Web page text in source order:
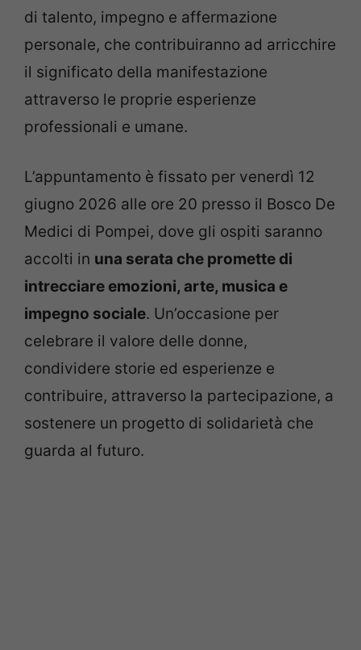
di talento, impegno e affermazione
personale, che contribuiranno ad arricchire
il significato della manifestazione
attraverso le proprie esperienze
professionali e umane.
L’appuntamento è fissato per venerdì 12
giugno 2026 alle ore 20 presso il Bosco De
Medici di Pompei, dove gli ospiti saranno
accolti in una serata che promette di
intrecciare emozioni, arte, musica e
impegno sociale. Un’occasione per
celebrare il valore delle donne,
condividere storie ed esperienze e
contribuire, attraverso la partecipazione, a
sostenere un progetto di solidarietà che
guarda al futuro.